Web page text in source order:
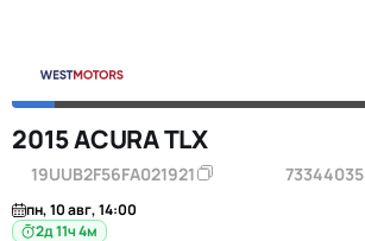
2015 ACURA TLX
19UUB2F56FA021921 73344035
пн, 10 авг, 14:00
2д 11ч 4м